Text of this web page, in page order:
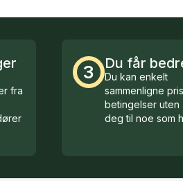
fra
3 Du får
Du kan enkelt
sammenligne
betingelser uten
deg til noe som